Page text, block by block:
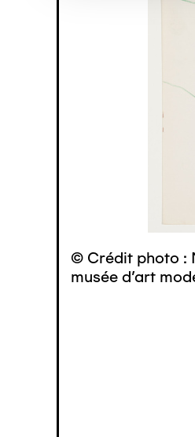
© Crédit photo :
musée d’art